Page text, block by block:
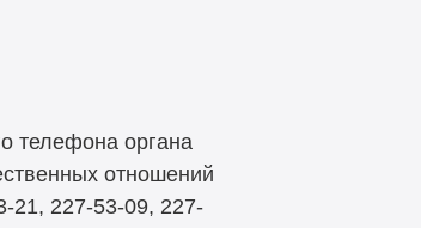
телефона органа
отношений
21, 227-53-09, 227-